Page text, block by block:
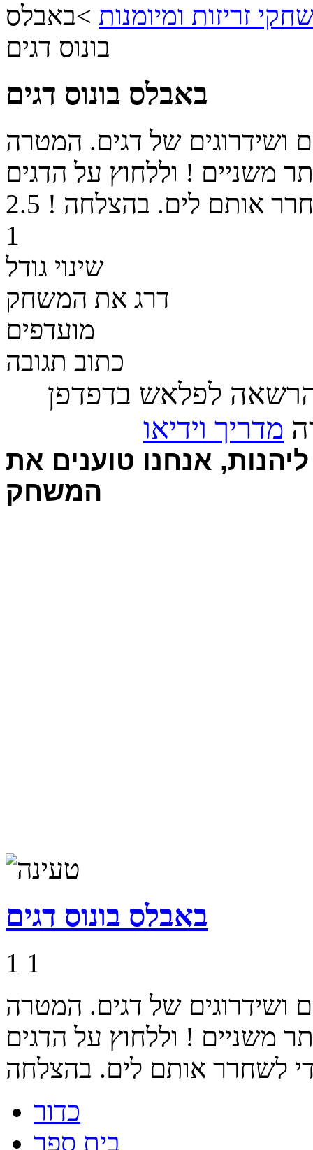
זריזות ומיומנות >באבלס
בונוס דגים
באבלס בונוס דגים
ושידרוגים של דגים. המטרה
משניים ! וללחוץ על הדגים
אותם לים. בהצלחה ! 2.5
1
שינוי גודל
דרג את המשחק
מועדפים
כתוב תגובה
לפלאש בדפדפן
מדריך וידיאו
אנחנו טוענים את
המשחק
באבלס בונוס דגים
1 1
ושידרוגים של דגים. המטרה
משניים ! וללחוץ על הדגים
כדור
בית ספר